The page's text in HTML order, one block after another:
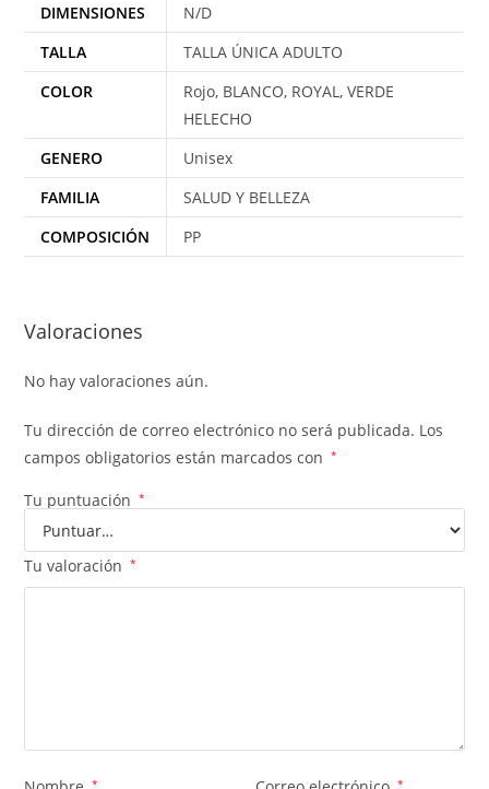
DIMENSIONES
N/D
TALLA
TALLA ÚNICA ADULTO
COLOR
Rojo, BLANCO, ROYAL, VERDE
HELECHO
GENERO
Unisex
FAMILIA
SALUD Y BELLEZA
COMPOSICIÓN
PP
Valoraciones
No hay valoraciones aún.
Tu dirección de correo electrónico no será publicada. Los
campos obligatorios están marcados con
*
Tu puntuación *
Tu valoración *
* *